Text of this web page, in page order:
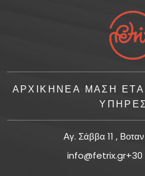
ΑΡΧΙΚΗΝΈΑ ΜΑΣΗ
Αγ. Σάββα 11 ,
info@fetrix.gr+30